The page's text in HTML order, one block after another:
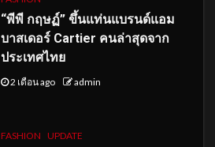
“พีพี กฤษฏ์” ขึ้นแท่นแบรนด์แอม
บาสเดอร์ Cartier คนล่าสุดจาก
ประเทศไทย
2 เดือน ago admin
FASHION UPDATE